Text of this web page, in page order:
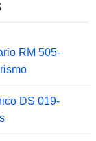
RM 505-
DS 019-